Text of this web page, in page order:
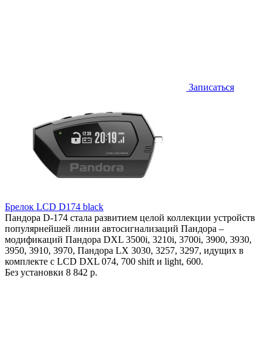
Записаться
Брелок LCD D174 black
Пандора D-174 стала развитием целой коллекции устройств
популярнейшей линии автосигнализаций Пандора –
модификаций Пандора DXL 3500i, 3210i, 3700i, 3900, 3930,
3950, 3910, 3970, Пандора LX 3030, 3257, 3297, идущих в
комплекте с LCD DXL 074, 700 shift и light, 600.
Без установки 8 842 р.